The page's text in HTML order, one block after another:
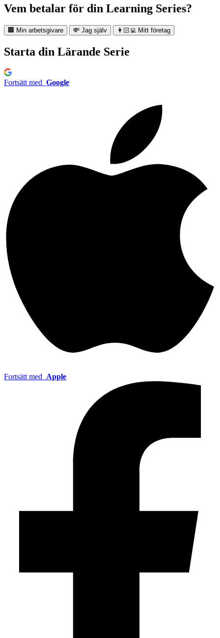
Vem betalar för din Learning Series?
🏢 Min arbetsgivare 💸 Jag själv 👩🏻‍💻 Mitt företag
Starta din Lärande Serie
Fortsätt med Google
Fortsätt med Apple